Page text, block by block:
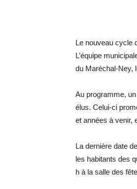
Le nouveau cycle
L’équipe
du Maréchal-Ney,
Au programme,
élus. Celui-ci
et années à venir,
La dernière date
les habitants des
h à la salle des